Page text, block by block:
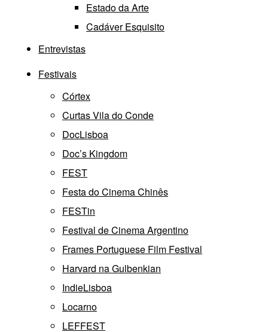
Estado da Arte
Cadáver Esquisito
Entrevistas
Festivais
Córtex
Curtas Vila do Conde
DocLisboa
Doc’s Kingdom
FEST
Festa do Cinema Chinês
FESTin
Festival de Cinema Argentino
Frames Portuguese Film Festival
Harvard na Gulbenkian
IndieLisboa
Locarno
LEFFEST